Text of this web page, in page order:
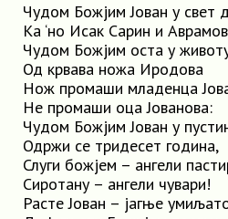
Чудом Божјим Јован у свет
Ка ‘но Исак Сарин и
Чудом Божјим оста у
Од крвава ножа Иродова
Нож промаши младенца
Нe промаши оца Јованова:
Чудом Божјим Јован у
Одржи се тридесет година,
Слуги божјем – ангели
Сиротану – ангели чувари!
Расте Јован – јагње